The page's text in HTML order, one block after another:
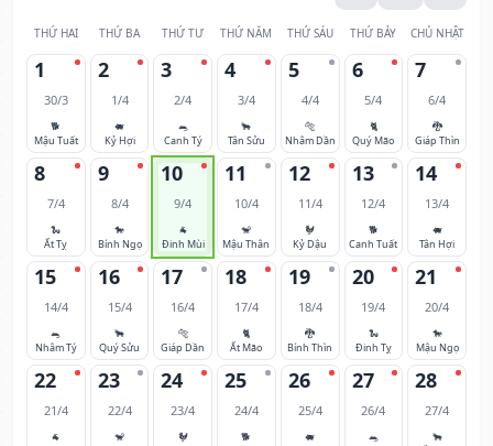
THỨ HAI THỨ BA THỨ TƯ THỨ NĂM THỨ SÁU THỨ BẢY CHỦ NHẬT
1
30/3
🐕
Mậu Tuất
2
1/4
🐖
Kỷ Hợi
3
2/4
🐀
Canh Tý
4
3/4
🐂
Tân Sửu
5
4/4
🐅
Nhâm Dần
6
5/4
🐈
Quý Mão
7
6/4
🐉
Giáp Thìn
8
7/4
🐍
Ất Tỵ
9
8/4
🐎
Bính Ngọ
10
9/4
🐐
Đinh Mùi
11
10/4
🐒
Mậu Thân
12
11/4
🐓
Kỷ Dậu
13
12/4
🐕
Canh Tuất
14
13/4
🐖
Tân Hợi
15
14/4
🐀
Nhâm Tý
16
15/4
🐂
Quý Sửu
17
16/4
🐅
Giáp Dần
18
17/4
🐈
Ất Mão
19
18/4
🐉
Bính Thìn
20
19/4
🐍
Đinh Tỵ
21
20/4
🐎
Mậu Ngọ
22
21/4
🐐
23
22/4
🐒
24
23/4
🐓
25
24/4
🐕
26
25/4
🐖
27
26/4
🐀
28
27/4
🐂